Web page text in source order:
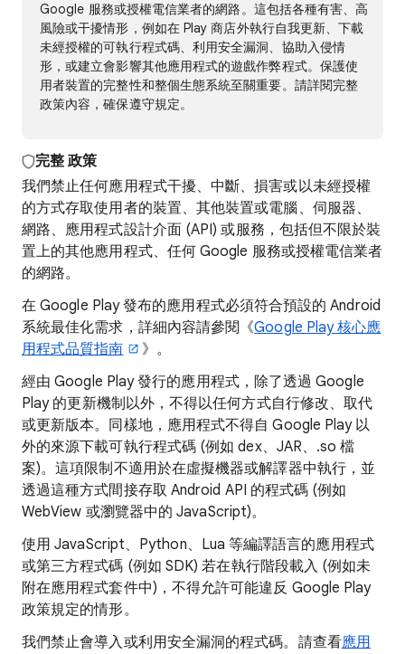
Google 服務或授權電信業者的網路。這包括各種有害、高
風險或干擾情形，例如在 Play 商店外執行自我更新、下載
未經授權的可執行程式碼、利用安全漏洞、協助入侵情
形，或建立會影響其他應用程式的遊戲作弊程式。保護使
用者裝置的完整性和整個生態系統至關重要。請詳閱完整
政策內容，確保遵守規定。
完整 政策
我們禁止任何應用程式干擾、中斷、損害或以未經授權
的方式存取使用者的裝置、其他裝置或電腦、伺服器、
網路、應用程式設計介面 (API) 或服務，包括但不限於裝
置上的其他應用程式、任何 Google 服務或授權電信業者
的網路。
在 Google Play 發布的應用程式必須符合預設的 Android
系統最佳化需求，詳細內容請參閱《Google Play 核心應
用程式品質指南
》。
經由 Google Play 發行的應用程式，除了透過 Google
Play 的更新機制以外，不得以任何方式自行修改、取代
或更新版本。同樣地，應用程式不得自 Google Play 以
外的來源下載可執行程式碼 (例如 dex、JAR、.so 檔
案)。這項限制不適用於在虛擬機器或解譯器中執行，並
透過這種方式間接存取 Android API 的程式碼 (例如
WebView 或瀏覽器中的 JavaScript)。
使用 JavaScript、Python、Lua 等編譯語言的應用程式
或第三方程式碼 (例如 SDK) 若在執行階段載入 (例如未
附在應用程式套件中)，不得允許可能違反 Google Play
政策規定的情形。
我們禁止會導入或利用安全漏洞的程式碼。請查看應用